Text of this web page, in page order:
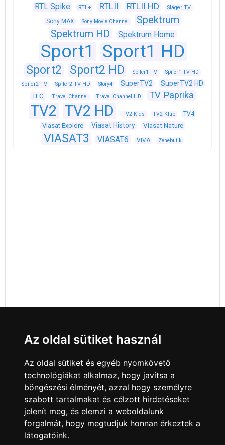
RTL Spike RTL+ RTLII RTLII HD Sláger TV
Sony MAX Sony Movie Channel
Spektrum
Spektrum HD
Spektrum Home
Sport1 Sport1 HD
Sport2 Sport2 HD Spíler1 TV
Spíler1 TV HD
Spíler2 TV
Spíler2 TV HD Story4 SuperTV2 SuperTV2 HD
TLC Travel Channel Travel Channel HD TV Paprika
TV2 TV2 HD TV2 Kids TV2 Klub TV4
Viasat Explore Viasat History Viasat Nature
VIASAT3 VIASAT6 VIVA Zenebutik
Minden jog fenntartva © 2008 - 2026
Az oldal sütiket használ
Az oldal sütiket és egyéb nyomkövető
technológiákat alkalmaz, hogy javítsa a
böngészési élményét, azzal hogy személyre
szabott tartalmakat és célzott hirdetéseket
jelenít meg, és elemzi a weboldalunk
forgalmát, hogy megtudjuk honnan érkeztek a
látogatóink.